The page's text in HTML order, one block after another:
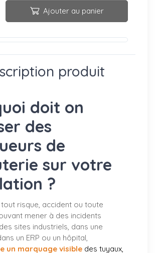
Ajouter au panier
produit
doit on
des
de
sur votre
?
tout risque, accident ou toute
mener à des incidents
sites industriels, dans une
un ERP ou un hôpital,
un marquage visible des tuyaux,